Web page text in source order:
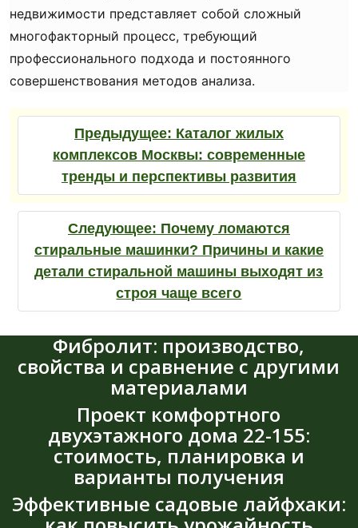
недвижимости представляет собой сложный
многофакторный процесс, требующий
профессионального подхода и постоянного
совершенствования методов анализа.
Предыдущее: Каталог жилых
комплексов Москвы: современные
тренды и перспективы развития
Следующее: Почему ломаются
стиральные машинки? Причины и какие
детали стиральной машины выходят из
строя чаще всего
Фибролит: производство,
свойства и сравнение с другими
материалами
Проект комфортного
двухэтажного дома 22-155:
стоимость, планировка и
варианты получения
Эффективные садовые лайфхаки: